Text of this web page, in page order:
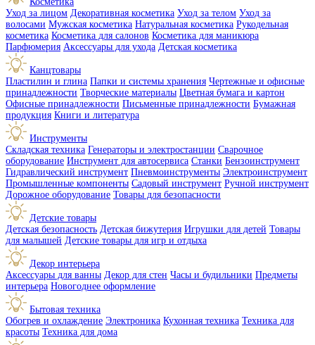
Уход за лицом Декоративная косметика Уход за телом Уход за
волосами Мужская косметика Натуральная косметика Рукодельная
косметика Косметика для салонов Косметика для маникюра
Парфюмерия Аксессуары для ухода Детская косметика
Канцтовары
Пластилин и глина Папки и системы хранения Чертежные и офисные
принадлежности Творческие материалы Цветная бумага и картон
Офисные принадлежности Письменные принадлежности Бумажная
продукция Книги и литература
Инструменты
Складская техника Генераторы и электростанции Сварочное
оборудование Инструмент для автосервиса Станки Бензоинструмент
Гидравлический инструмент Пневмоинструменты Электроинструмент
Промышленные компоненты Садовый инструмент Ручной инструмент
Дорожное оборудование Товары для безопасности
Детские товары
Детская безопасность Детская бижутерия Игрушки для детей Товары
для малышей Детские товары для игр и отдыха
Декор интерьера
Аксессуары для ванны Декор для стен Часы и будильники Предметы
интерьера Новогоднее оформление
Бытовая техника
Обогрев и охлаждение Электроника Кухонная техника Техника для
красоты Техника для дома